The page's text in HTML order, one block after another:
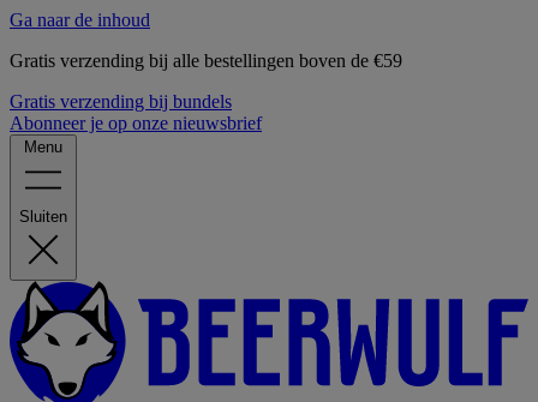
Ga naar de inhoud
Gratis verzending bij alle bestellingen boven de €59
Gratis verzending bij bundels
Abonneer je op onze nieuwsbrief
Menu
Sluiten